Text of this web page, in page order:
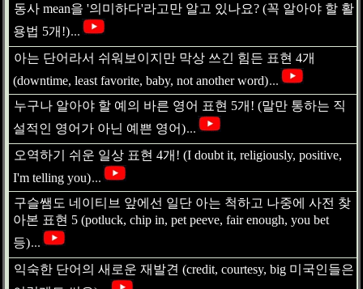
동사 mean을 '의미하다'라고만 알고 있나요? (꼭 알아야 할 활
용법 5개!)...
아는 단어라서 쉬워보이지만 막상 쓰긴 힘든 표현 4개
(downtime, least favorite, baby, not another word)...
누구나 알아야 할 예의 바른 영어 표현 5개! (말만 통하는 직
설적인 영어가 아닌 예쁜 영어)...
오역하기 쉬운 일상 표현 4개! (I doubt it, religiously, positive,
I'm telling you)...
구슬쌤도 네이티브 앞에선 일단 아는 척하고 나중에 사전 찾
아본 표현 5 (potluck, chip in, pet peeve, fair enough, you bet
등)...
익숙한 단어의 새로운 재발견 (credit, courtesy, big 미국인들은